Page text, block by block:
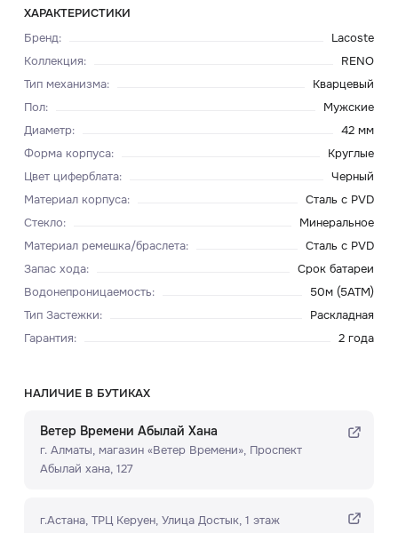
ХАРАКТЕРИСТИКИ
Бренд:
Lacoste
Коллекция:
RENO
Тип механизма:
Кварцевый
Пол:
Мужские
Диаметр:
42 мм
Форма корпуса:
Круглые
Цвет циферблата:
Черный
Материал корпуса:
Сталь с PVD
Стекло:
Минеральное
Материал ремешка/браслета:
Сталь с PVD
Запас хода:
Срок батареи
Водонепроницаемость:
50м (5ATM)
Тип Застежки:
Раскладная
Гарантия: 2 года
НАЛИЧИЕ В БУТИКАХ
Ветер Времени Абылай Хана
г. Алматы, ​магазин «Ветер Времени»​, Проспект
Абылай хана, 127
г.Астана, ТРЦ Керуен​, Улица Достык, 1 этаж